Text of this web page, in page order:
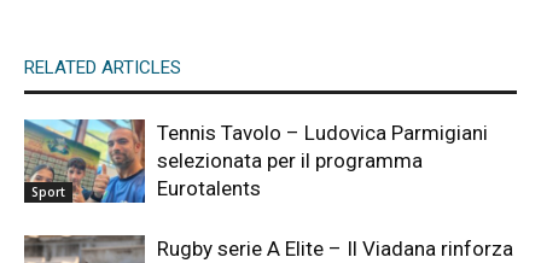
RELATED ARTICLES
Sport
Tennis Tavolo – Ludovica Parmigiani
selezionata per il programma
Eurotalents
Rugby serie A Elite – Il Viadana rinforza